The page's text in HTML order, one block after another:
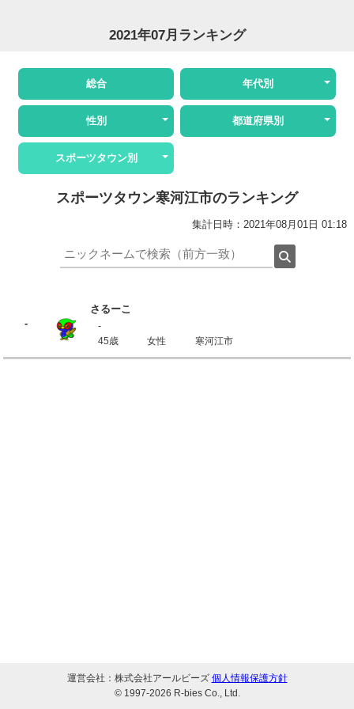
2021年07月ランキング
総合 年代別
性別 都道府県別
スポーツタウン別
スポーツタウン寒河江市のランキング
集計日時：2021年08月01日 01:18
-
さるーこ
-
45歳
女性 寒河江市
運営会社：株式会社アールビーズ 個人情報保護方針
© 1997-2026 R-bies Co., Ltd.